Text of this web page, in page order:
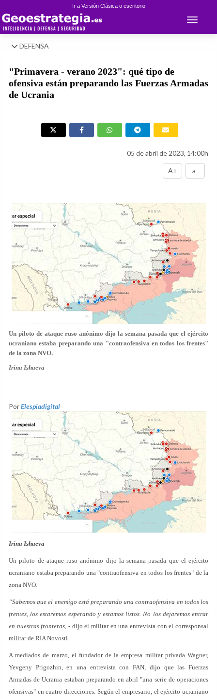
Ir a Versión Clásica o escritorio
Toggle
DEFENSA
"Primavera - verano 2023": qué tipo de
ofensiva están preparando las Fuerzas Armadas
de Ucrania
05 de abril de 2023, 14:00h
A+ a-
Un piloto de ataque ruso anónimo dijo la semana pasada que el ejército
ucraniano estaba preparando una "contraofensiva en todos los frentes"
de la zona NVO.
Irina Ishaeva
PorElespiadigital
Irina Ishaeva
Un piloto de ataque ruso anónimo dijo la semana pasada que el ejército
ucraniano estaba preparando una "contraofensiva en todos los frentes" de la
zona NVO.
“Sabemos que el enemigo está preparando una contraofensiva en todos los
frentes, los estaremos esperando y estamos listos. No los dejaremos entrar
en nuestras fronteras, - dijo el militar en una entrevista con el corresponsal
militar de RIA Novosti.
A mediados de marzo, el fundador de la empresa militar privada Wagner,
Yevgeny Prigozhin, en una entrevista con FAN, dijo que las Fuerzas
Armadas de Ucrania estaban preparando en abril "una serie de operaciones
ofensivas" en cuatro direcciones. Según el empresario, el ejército ucraniano